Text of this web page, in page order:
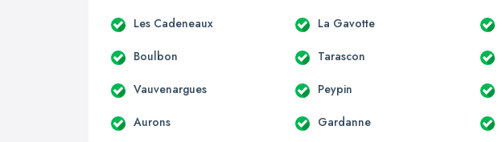
Les Cadeneaux La Gavotte
Boulbon Tarascon
Vauvenargues Peypin
Aurons Gardanne